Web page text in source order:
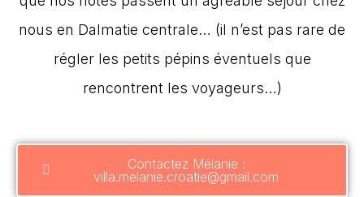
nous en Dalmatie centrale… (il n’est pas rare de
régler les petits pépins éventuels que
rencontrent les voyageurs…)
Contactez Mélanie :
villa.melanie.croatie@gmail.com